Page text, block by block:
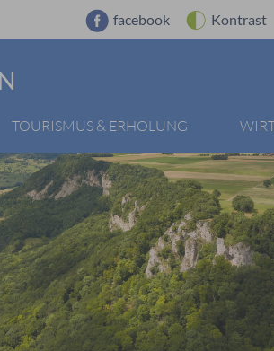
facebook Kontrast
TOURISMUS & ERHOLUNG